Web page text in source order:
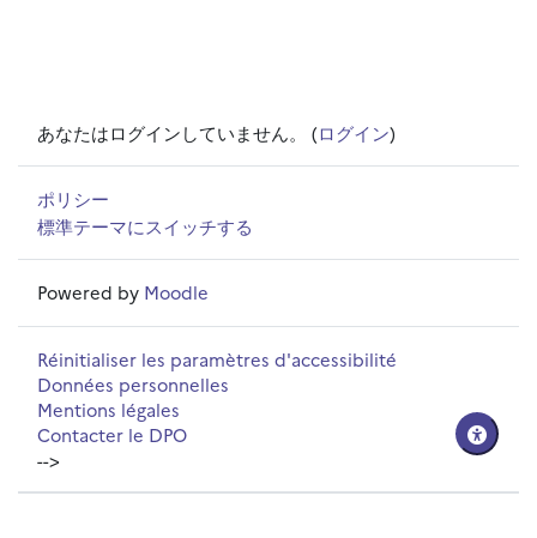
あなたはログインしていません。 (ログイン)
ポリシー
標準テーマにスイッチする
Powered by Moodle
Réinitialiser les paramètres d'accessibilité
Données personnelles
Mentions légales
Contacter le DPO
-->